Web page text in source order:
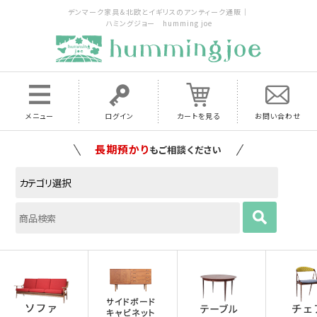
デンマーク家具＆北欧とイギリスのアンティーク通販｜
ハミングジョー humming joe
メニュー ログイン カートを見る お問い合わせ
家具の配送料は全国当店で負担いたします